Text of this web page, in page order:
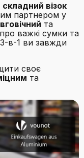
складний візок
партнером у
та
важкі сумки та
3-в-1 ви завжди
своє
та